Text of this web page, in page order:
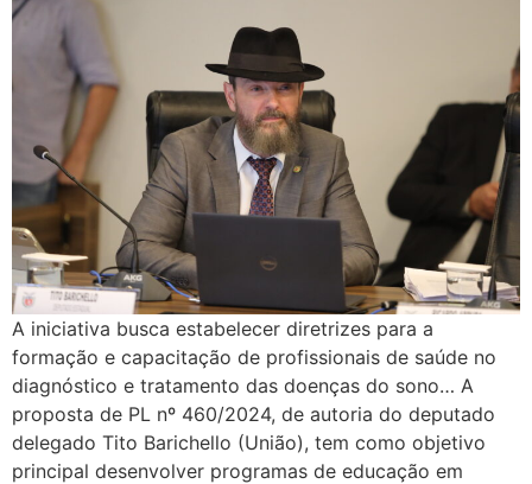
A iniciativa busca estabelecer diretrizes para a
formação e capacitação de profissionais de saúde no
diagnóstico e tratamento das doenças do sono… A
proposta de PL nº 460/2024, de autoria do deputado
delegado Tito Barichello (União), tem como objetivo
principal desenvolver programas de educação em